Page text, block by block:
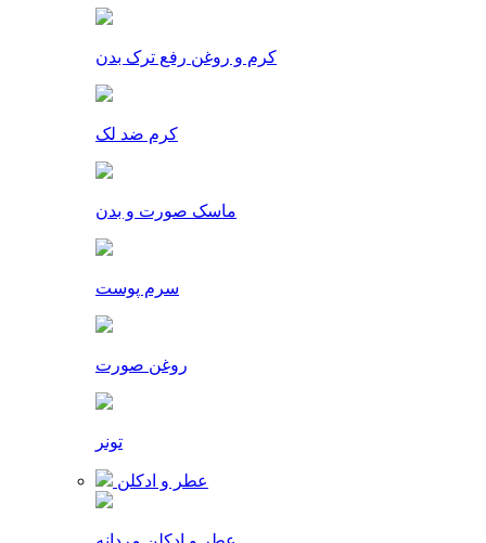
کرم و روغن رفع ترک بدن
کرم ضد لک
ماسک صورت و بدن
سرم پوست
روغن صورت
تونر
عطر و ادکلن